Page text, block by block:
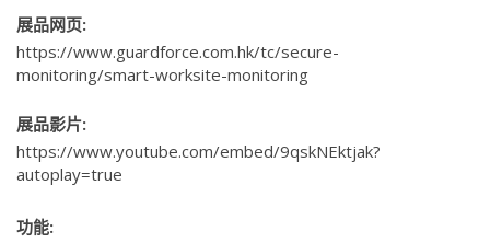
展品网页:
https://www.guardforce.com.hk/tc/secure-
monitoring/smart-worksite-monitoring
展品影片:
https://www.youtube.com/embed/9qskNEktjak?
autoplay=true
功能: